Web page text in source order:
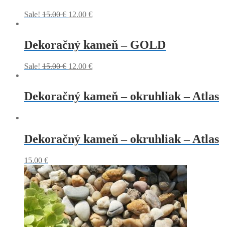
Sale! 15.00€ 12.00 €
Dekoračný kameň – GOLD
Sale! 15.00€ 12.00 €
Dekoračný kameň – okruhliak – Atlas
Dekoračný kameň – okruhliak – Atlas
15.00 €